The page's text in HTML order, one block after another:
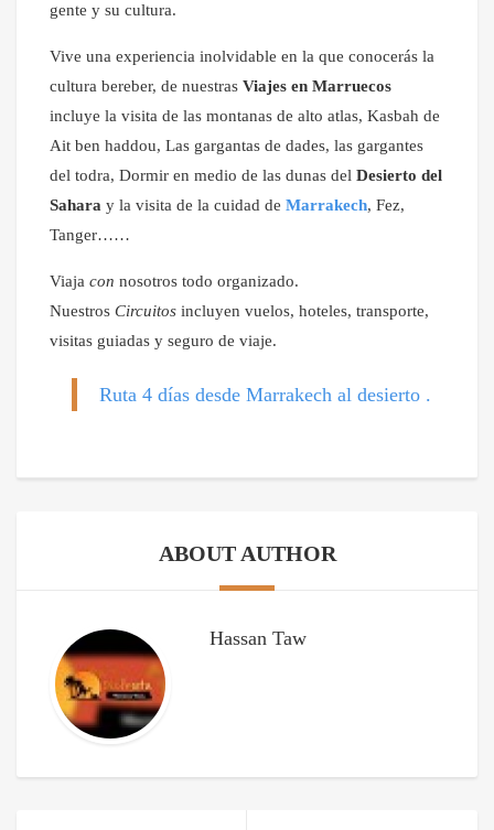
gente y su cultura.
Vive una experiencia inolvidable en la que conocerás la
cultura bereber, de nuestras Viajes en Marruecos
incluye la visita de las montanas de alto atlas, Kasbah de
Ait ben haddou, Las gargantas de dades, las gargantes
del todra, Dormir en medio de las dunas del Desierto del
Sahara y la visita de la cuidad de Marrakech, Fez,
Tanger……
Viaja con nosotros todo organizado.
Nuestros Circuitos incluyen vuelos, hoteles, transporte,
visitas guiadas y seguro de viaje.
Ruta 4 días desde Marrakech al desierto .
ABOUT AUTHOR
Hassan Taw